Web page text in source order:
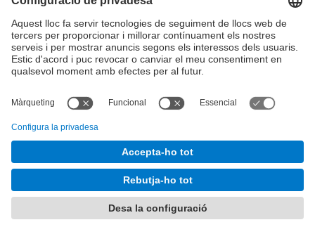
10
Avui
Properament
Desenvolupat amb